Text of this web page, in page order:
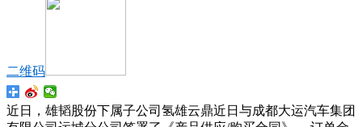
二维码
近日，雄韬股份下属子公司氢雄云鼎近日与成都大运汽车集团